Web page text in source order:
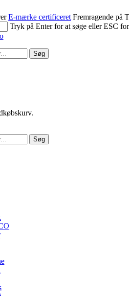
E-mærke certificeret Fremragende på
Tryk på Enter for at søge eller ESC
Søg
Søg